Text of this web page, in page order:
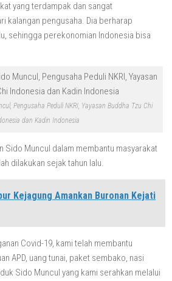
yang terdampak dan sangat
kalangan pengusaha. Dia berharap
sehingga perekonomian Indonesia bisa
Pengusaha Peduli NKRI, Yayasan Buddha Tzu Chi
dan Kadin Indonesia
Sido Muncul dalam membantu masyarakat
dilakukan sejak tahun lalu.
Kejagung Amankan Buronan Kejati
Covid-19, kami telah membantu
APD, uang tunai, paket sembako, nasi
Sido Muncul yang kami serahkan melalui